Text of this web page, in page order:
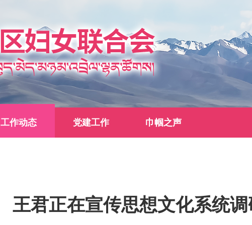
工作动态 党建工作 巾帼之声
王君正在宣传思想文化系统调